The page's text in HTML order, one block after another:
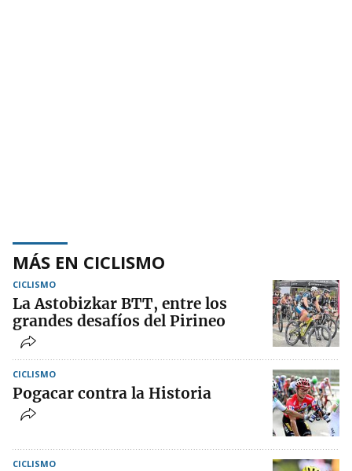
MÁS EN CICLISMO
CICLISMO
La Astobizkar BTT, entre los
grandes desafíos del Pirineo
CICLISMO
Pogacar contra la Historia
CICLISMO